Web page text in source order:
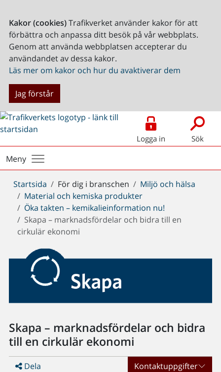
Kakor (cookies)Trafikverket använder kakor för att
förbättra och anpassa ditt besök på vår webbplats.
Genom att använda webbplatsen accepterar du
användandet av dessa kakor.
Läs mer om kakor och hur du avaktiverar dem
Jag förstår
Logga in Sök
Meny
Du
är
här:
Startsida För dig i branschen
Miljö och hälsa
Material och kemiska produkter
Öka takten – kemikalieinformation nu!
Skapa – marknadsfördelar och bidra till en
cirkulär ekonomi
Skapa – marknadsfördelar och bidra
till en cirkulär ekonomi
Dela Kontaktuppgifter